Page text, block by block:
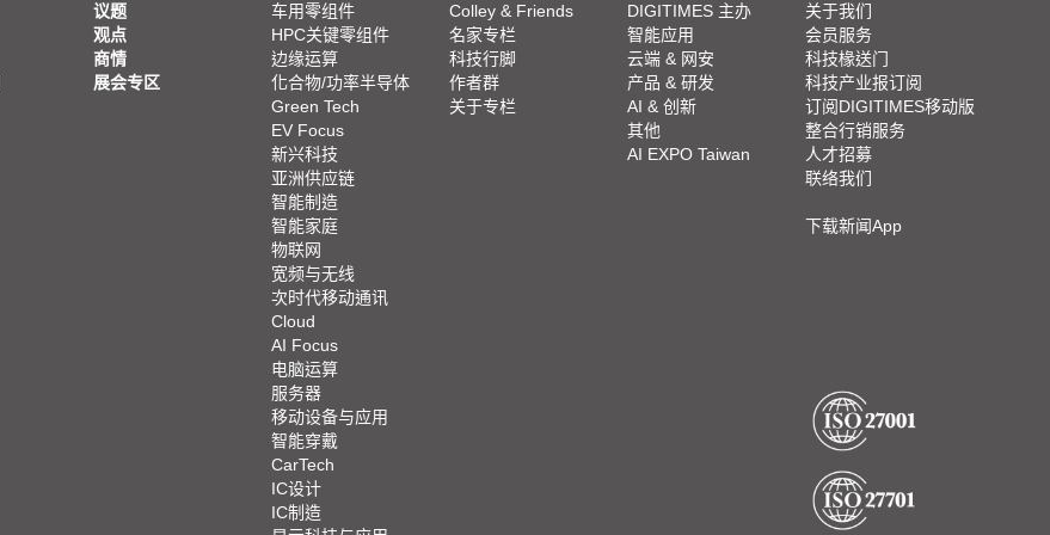
议题
观点
商情
展会专区
车用零组件
HPC关键零组件
边缘运算
化合物/功率半导体
Green Tech
EV Focus
新兴科技
亚洲供应链
智能制造
智能家庭
物联网
宽频与无线
次时代移动通讯
Cloud
AI Focus
电脑运算
服务器
移动设备与应用
智能穿戴
CarTech
IC设计
IC制造
Colley & Friends
名家专栏
科技行脚
作者群
关于专栏
DIGITIMES 主办
智能应用
云端 & 网安
产品 & 研发
AI & 创新
其他
AI EXPO Taiwan
关于我们
会员服务
科技椽送门
科技产业报订阅
订阅DIGITIMES移动版
整合行销服务
人才招募
联络我们
下载新闻App